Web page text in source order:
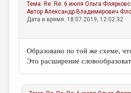
Тема: Re: Re: 6 июля Ольга
АвторАлександр Владимирович
Дата и время: 18.07.2019, 12:02:32
Образовано по той же схеме,
Это расширение